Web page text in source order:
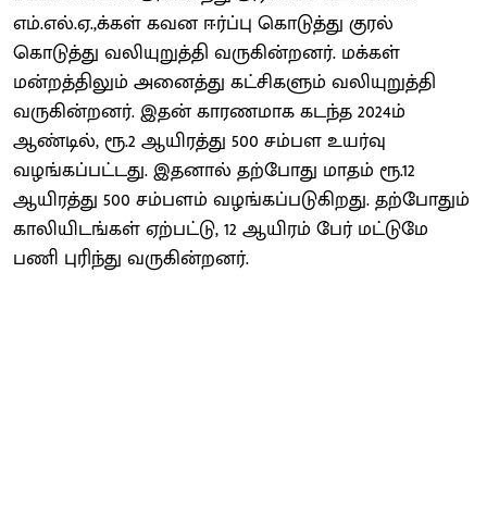
எம்.எல்.ஏ.,க்கள் கவன ஈர்ப்பு கொடுத்து குரல்
கொடுத்து வலியுறுத்தி வருகின்றனர். மக்கள்
மன்றத்திலும் அனைத்து கட்சிகளும் வலியுறுத்தி
வருகின்றனர். இதன் காரணமாக கடந்த 2024ம்
ஆண்டில், ரூ.2 ஆயிரத்து 500 சம்பள உயர்வு
வழங்கப்பட்டது. இதனால் தற்போது மாதம் ரூ.12
ஆயிரத்து 500 சம்பளம் வழங்கப்படுகிறது. தற்போதும்
காலியிடங்கள் ஏற்பட்டு, 12 ஆயிரம் பேர் மட்டுமே
பணி புரிந்து வருகின்றனர்.